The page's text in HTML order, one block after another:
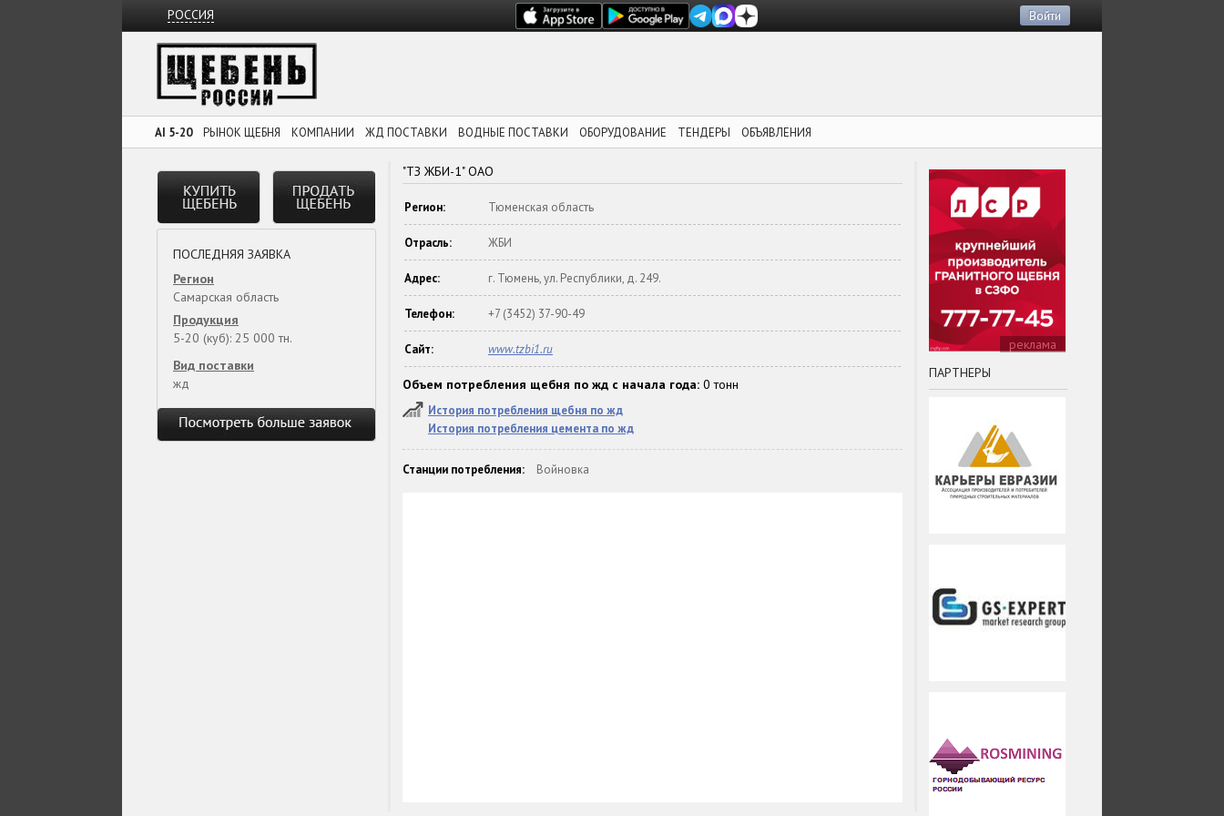
РОССИЯ Войти
AI 5-20 РЫНОК ЩЕБНЯ КОМПАНИИ ЖД ПОСТАВКИ ВОДНЫЕ ПОСТАВКИ ОБОРУДОВАНИЕ ТЕНДЕРЫ ОБЪЯВЛЕНИЯ
ПОСЛЕДНЯЯ ЗАЯВКА
Регион
Самарская область
Продукция
5-20 (куб): 25 000 тн.
Вид поставки
жд
"ТЗ ЖБИ-1" ОАО
Регион: Тюменская область
Отрасль: ЖБИ
Адрес: г. Тюмень, ул. Республики, д. 249.
Телефон: +7 (3452) 37-90-49
Сайт: www.tzbi1.ru
Объем потребления щебня по жд с начала года: 0 тонн
История потребления щебня по жд
История потребления цемента по жд
Станции потребления: Войновка
реклама
ПАРТНЕРЫ